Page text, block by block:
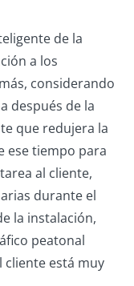
de la
a los
considerando
después de la
que redujera la
ese tiempo para
al cliente,
durante el
la instalación,
peatonal
cliente está muy